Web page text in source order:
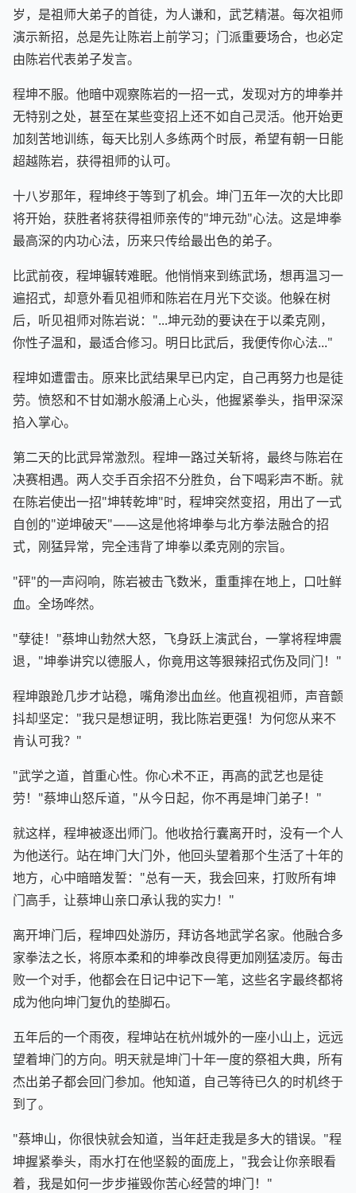
岁，是祖师大弟子的首徒，为人谦和，武艺精湛。每次祖师
演示新招，总是先让陈岩上前学习；门派重要场合，也必定
由陈岩代表弟子发言。
程坤不服。他暗中观察陈岩的一招一式，发现对方的坤拳并
无特别之处，甚至在某些变招上还不如自己灵活。他开始更
加刻苦地训练，每天比别人多练两个时辰，希望有朝一日能
超越陈岩，获得祖师的认可。
十八岁那年，程坤终于等到了机会。坤门五年一次的大比即
将开始，获胜者将获得祖师亲传的"坤元劲"心法。这是坤拳
最高深的内功心法，历来只传给最出色的弟子。
比武前夜，程坤辗转难眠。他悄悄来到练武场，想再温习一
遍招式，却意外看见祖师和陈岩在月光下交谈。他躲在树
后，听见祖师对陈岩说："...坤元劲的要诀在于以柔克刚，
你性子温和，最适合修习。明日比武后，我便传你心法..."
程坤如遭雷击。原来比武结果早已内定，自己再努力也是徒
劳。愤怒和不甘如潮水般涌上心头，他握紧拳头，指甲深深
掐入掌心。
第二天的比武异常激烈。程坤一路过关斩将，最终与陈岩在
决赛相遇。两人交手百余招不分胜负，台下喝彩声不断。就
在陈岩使出一招"坤转乾坤"时，程坤突然变招，用出了一式
自创的"逆坤破天"——这是他将坤拳与北方拳法融合的招
式，刚猛异常，完全违背了坤拳以柔克刚的宗旨。
"砰"的一声闷响，陈岩被击飞数米，重重摔在地上，口吐鲜
血。全场哗然。
"孽徒！"蔡坤山勃然大怒，飞身跃上演武台，一掌将程坤震
退，"坤拳讲究以德服人，你竟用这等狠辣招式伤及同门！"
程坤踉跄几步才站稳，嘴角渗出血丝。他直视祖师，声音颤
抖却坚定："我只是想证明，我比陈岩更强！为何您从来不
肯认可我？"
"武学之道，首重心性。你心术不正，再高的武艺也是徒
劳！"蔡坤山怒斥道，"从今日起，你不再是坤门弟子！"
就这样，程坤被逐出师门。他收拾行囊离开时，没有一个人
为他送行。站在坤门大门外，他回头望着那个生活了十年的
地方，心中暗暗发誓："总有一天，我会回来，打败所有坤
门高手，让蔡坤山亲口承认我的实力！"
离开坤门后，程坤四处游历，拜访各地武学名家。他融合多
家拳法之长，将原本柔和的坤拳改良得更加刚猛凌厉。每击
败一个对手，他都会在日记中记下一笔，这些名字最终都将
成为他向坤门复仇的垫脚石。
五年后的一个雨夜，程坤站在杭州城外的一座小山上，远远
望着坤门的方向。明天就是坤门十年一度的祭祖大典，所有
杰出弟子都会回门参加。他知道，自己等待已久的时机终于
到了。
"蔡坤山，你很快就会知道，当年赶走我是多大的错误。"程
坤握紧拳头，雨水打在他坚毅的面庞上，"我会让你亲眼看
着，我是如何一步步摧毁你苦心经营的坤门！"